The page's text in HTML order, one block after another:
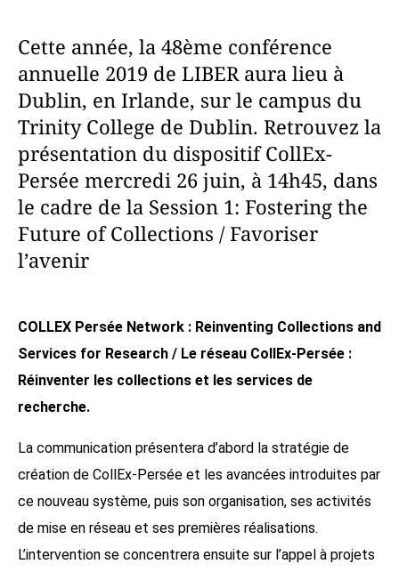
Cette année, la 48ème conférence
annuelle 2019 de LIBER aura lieu à
Dublin, en Irlande, sur le campus du
Trinity College de Dublin. Retrouvez la
présentation du dispositif CollEx-
Persée mercredi 26 juin, à 14h45, dans
le cadre de la Session 1: Fostering the
Future of Collections / Favoriser
l’avenir
COLLEX Persée Network : Reinventing Collections and
Services for Research / Le réseau CollEx-Persée :
Réinventer les collections et les services de
recherche.
La communication présentera d’abord la stratégie de
création de CollEx-Persée et les avancées introduites par
ce nouveau système, puis son organisation, ses activités
de mise en réseau et ses premières réalisations.
L’intervention se concentrera ensuite sur l’appel à projets